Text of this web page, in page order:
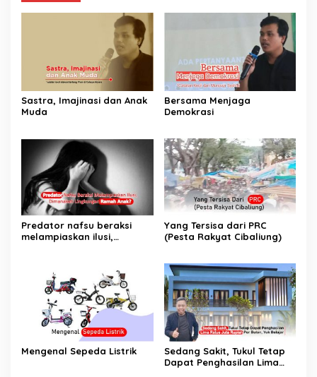
Sastra, Imajinasi dan Anak
Muda
Bersama Menjaga
Demokrasi
Predator nafsu beraksi
melampiaskan ilusi,
Yang Tersisa dari PRC
(Pesta Rakyat Cibaliung)
Mengenal Sepeda Listrik
Sedang Sakit, Tukul Tetap
Dapat Penghasilan Lima